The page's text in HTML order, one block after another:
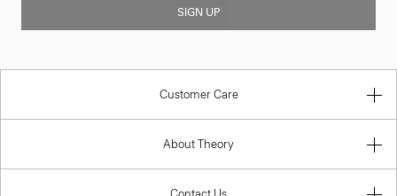
SIGN UP
Customer Care
About Theory